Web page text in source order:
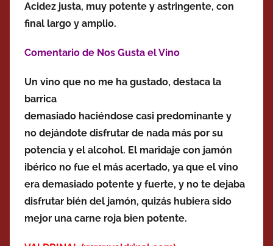
Acidez justa, muy potente y astringente, con
final largo y amplio.
Comentario de Nos Gusta el Vino
Un vino que no me ha gustado, destaca la
barrica
demasiado haciéndose casi predominante y
no dejándote disfrutar de nada más por su
potencia y el alcohol. El maridaje con jamón
ibérico no fue el más acertado, ya que el vino
era demasiado potente y fuerte, y no te dejaba
disfrutar bién del jamón, quizás hubiera sido
mejor una carne roja bien potente.